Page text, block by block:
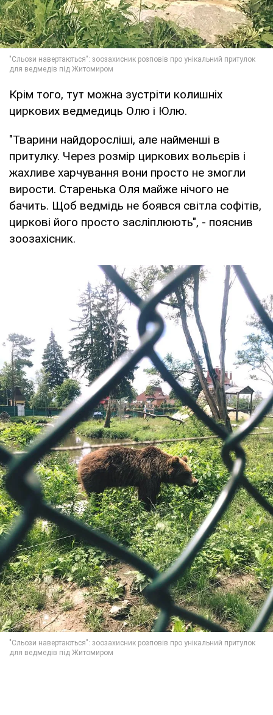
Крім того, тут можна зустріти колишніх
циркових ведмедиць Олю і Юлю.
"Тварини найдоросліші, але найменші в
притулку. Через розмір циркових вольєрів і
жахливе харчування вони просто не змогли
вирости. Старенька Оля майже нічого не
бачить. Щоб ведмідь не боявся світла софітів,
циркові його просто засліплюють", - пояснив
зоозахісник.